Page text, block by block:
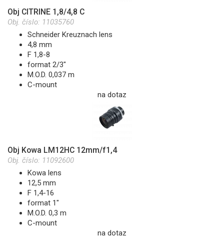
Obj CITRINE 1,8/4,8 C
Obj. číslo: 11035760
Schneider Kreuznach lens
4,8 mm
F 1,8-8
format 2/3"
M.O.D. 0,037 m
C-mount
na dotaz
Obj Kowa LM12HC 12mm/f1,4
Obj. číslo: 11092600
Kowa lens
12,5 mm
F 1,4-16
format 1"
M.O.D. 0,3 m
C-mount
na dotaz